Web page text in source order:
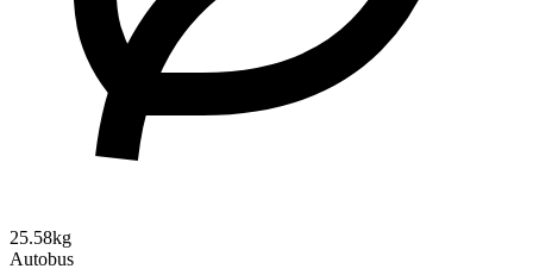
25.58kg
Autobus